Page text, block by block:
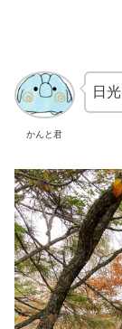
かんと君
日